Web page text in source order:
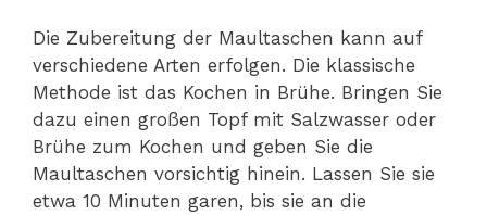
Die Zubereitung der Maultaschen kann auf
verschiedene Arten erfolgen. Die klassische
Methode ist das Kochen in Brühe. Bringen Sie
dazu einen großen Topf mit Salzwasser oder
Brühe zum Kochen und geben Sie die
Maultaschen vorsichtig hinein. Lassen Sie sie
etwa 10 Minuten garen, bis sie an die